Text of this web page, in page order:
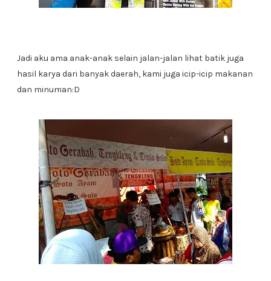
Jadi aku ama anak-anak selain jalan-jalan lihat batik juga
hasil karya dari banyak daerah, kami juga icip-icip makanan
dan minuman:D